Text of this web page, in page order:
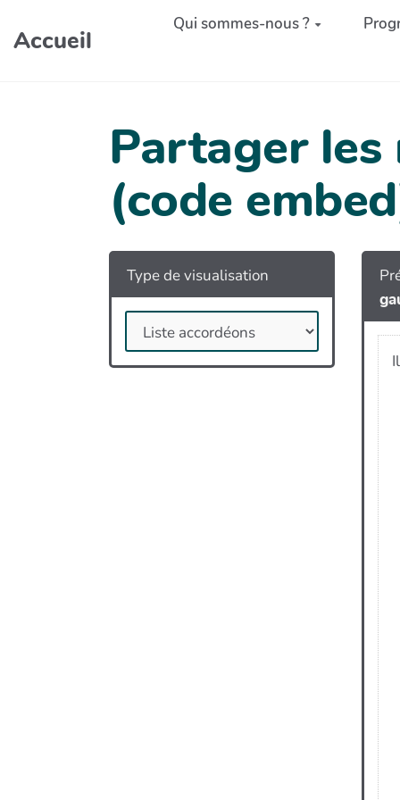
Aller au contenu principal
Accueil
Qui sommes-nous ?
Partager
(code
Type de visualisation